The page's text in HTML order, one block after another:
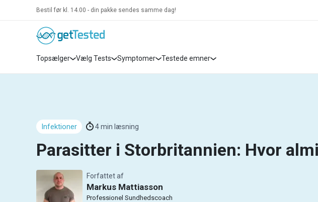
Bestil før kl. 14.00 - din pakke sendes samme dag!
Topsælger Vælg Tests Symptomer Testede emner
Infektioner 4min læsning
Parasitter i Storbritannien: Hvor
Forfattet af
Markus Mattiasson
Professionel Sundhedscoach